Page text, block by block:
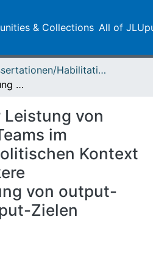
& Collections All of
Dissertationen/Habilitationen
Steigerung der Leistung von Akteuren und Teams im entwicklungspolitischen Kontext durch die stärkere Berücksichtigung von output- und use of output-Zielen
von
im
Kontext
von output-
Zielen